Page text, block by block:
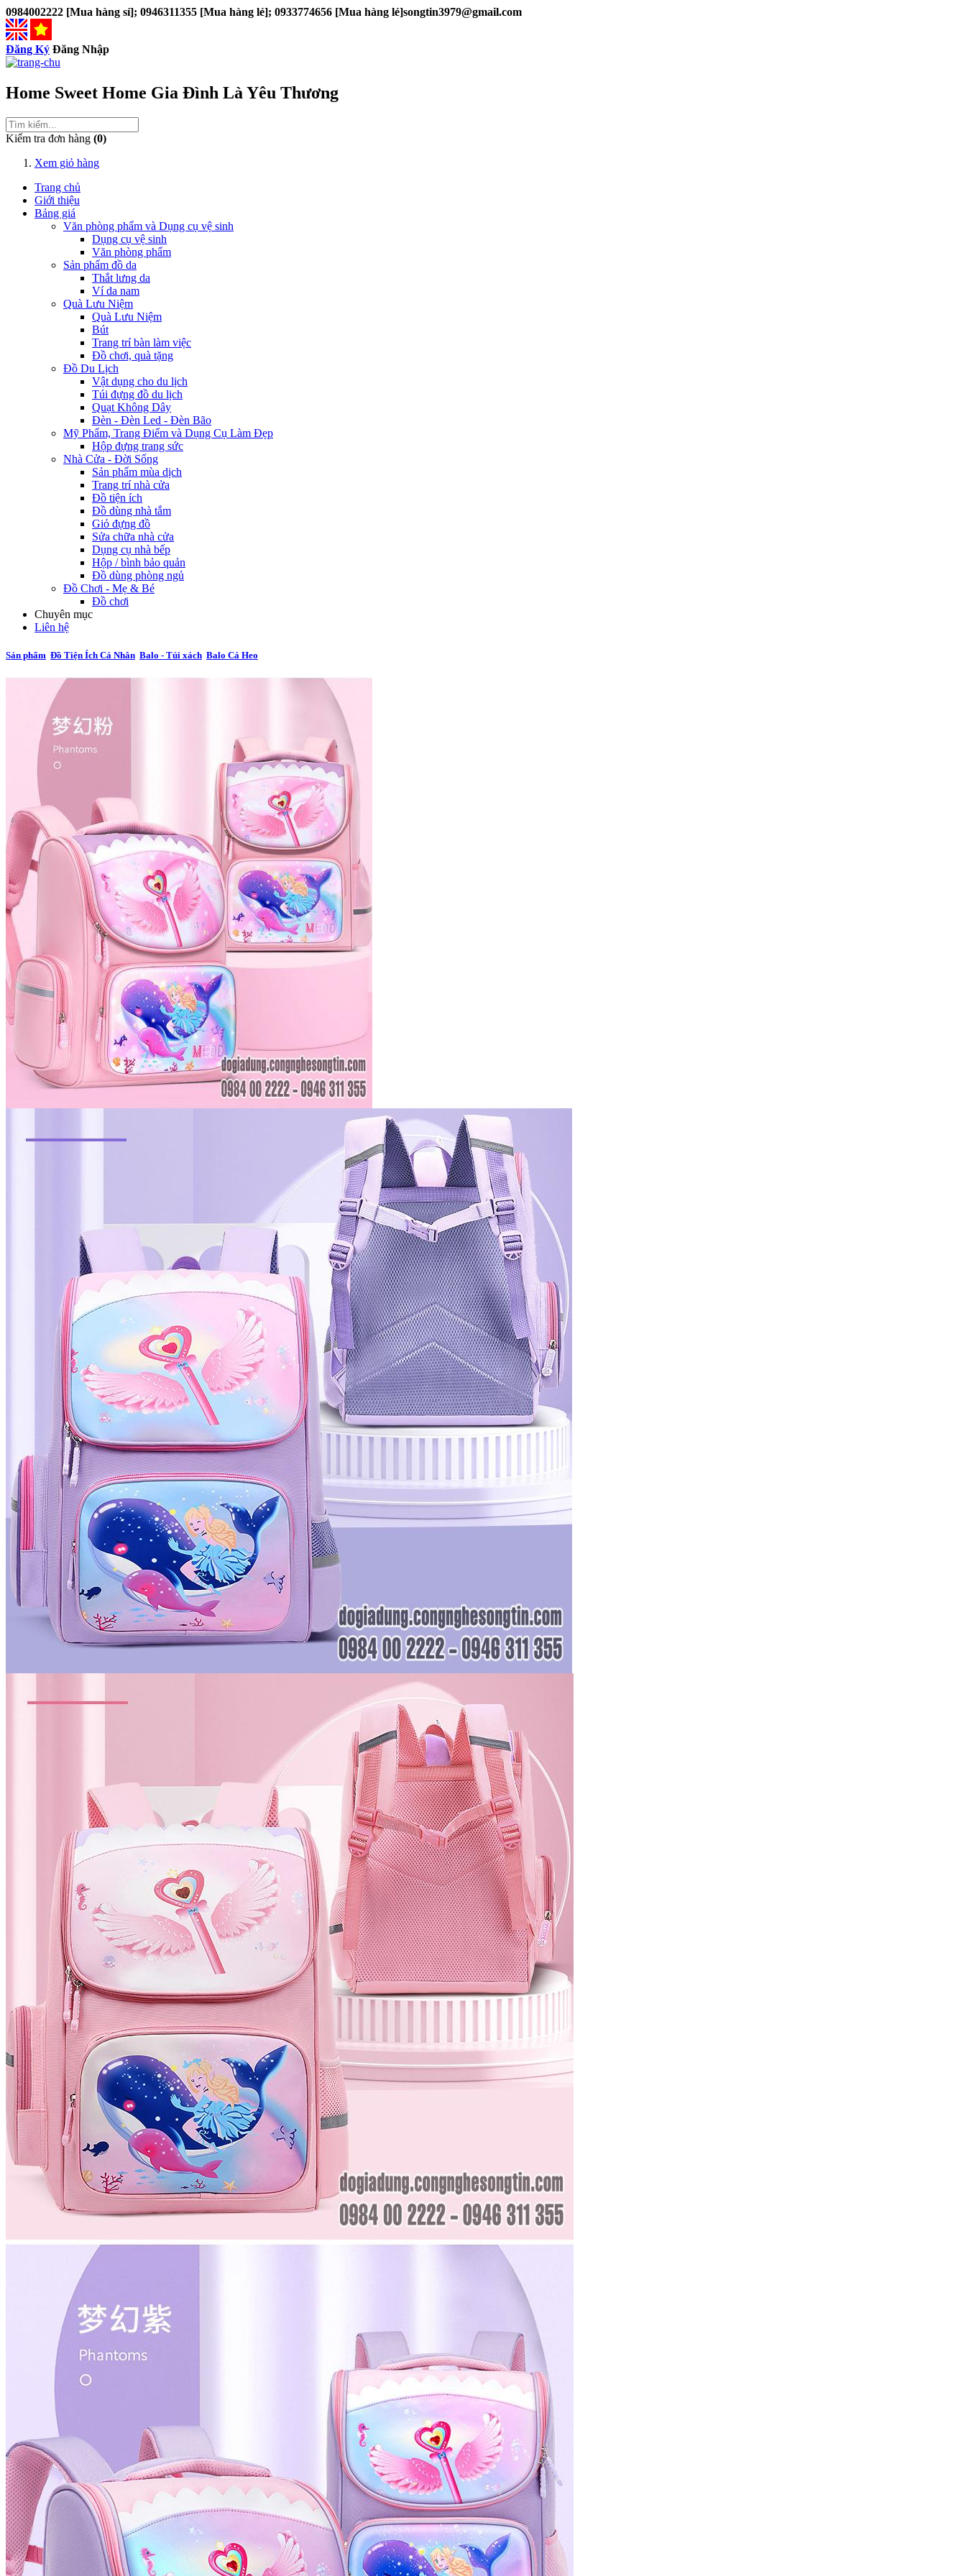
0984002222 [Mua hàng sỉ]; 0946311355 [Mua hàng lẻ]; 0933774656 [Mua hàng lẻ]songtin3979@gmail.com
Đăng Ký Đăng Nhập
Home Sweet Home Gia Đình Là Yêu Thương
Kiểm tra đơn hàng (0)
Xem giỏ hàng
Trang chủ
Giới thiệu
Bảng giá
Văn phòng phẩm và Dụng cụ vệ sinh
Dụng cụ vệ sinh
Văn phòng phẩm
Sản phẩm đồ da
Thắt lưng da
Ví da nam
Quà Lưu Niệm
Quà Lưu Niệm
Bút
Trang trí bàn làm việc
Đồ chơi, quà tặng
Đồ Du Lịch
Vật dụng cho du lịch
Túi đựng đồ du lịch
Quạt Không Dây
Đèn - Đèn Led - Đèn Bão
Mỹ Phẩm, Trang Điểm và Dụng Cụ Làm Đẹp
Hộp đựng trang sức
Nhà Cửa - Đời Sống
Sản phẩm mùa dịch
Trang trí nhà cửa
Đồ tiện ích
Đồ dùng nhà tắm
Giỏ đựng đồ
Sửa chữa nhà cửa
Dụng cụ nhà bếp
Hộp / bình bảo quản
Đồ dùng phòng ngủ
Đồ Chơi - Mẹ & Bé
Đồ chơi
Chuyên mục
Liên hệ
Sản phẩm Đồ Tiện Ích Cá Nhân Balo - Túi xách Balo Cá Heo